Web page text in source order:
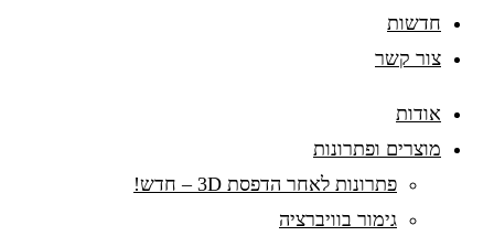
חדשות
צור קשר
אודות
מוצרים ופתרונות
פתרונות לאחר הדפסת 3D – חדש!
גימור בוויברציה